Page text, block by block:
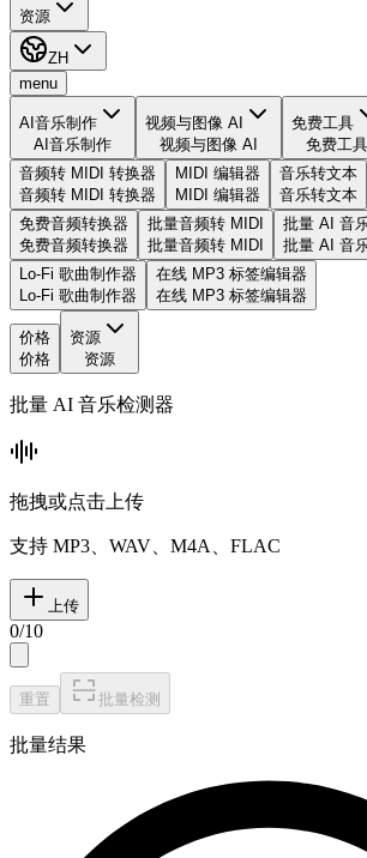
资源
ZH
menu
AI音乐制作
AI音乐制作
视频与图像 AI
视频与图像 AI
免费工具
免费工具
音频转 MIDI 转换器
音频转 MIDI 转换器
MIDI 编辑器
MIDI 编辑器
音乐转文本
音乐转文本
免费音频转换器
免费音频转换器
批量音频转 MIDI
批量音频转 MIDI
批量 AI 音
批量 AI 音
Lo-Fi 歌曲制作器
Lo-Fi 歌曲制作器
在线 MP3 标签编辑器
在线 MP3 标签编辑器
价格
价格
资源
资源
批量 AI 音乐检测器
拖拽或点击上传
支持 MP3、WAV、M4A、FLAC
上传
0/10
重置 批量检测
批量结果